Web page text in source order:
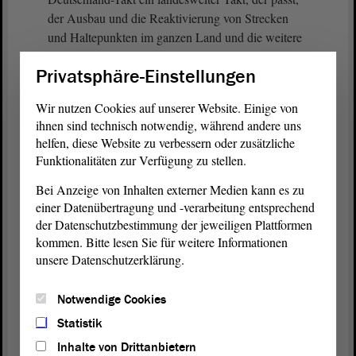
der Ausbau und die Reaktivierung von Strecken
und Haltepunkten im ganzen Land und die weitere
schrittweise Elektrifizierung des Bahnbetriebes.
Projekte wie die Salzlandbahn inklusive Kurve
hierbei nicht um Symbolik geht, sondern um den
Ausbau und die Modernisierung eines tragfähigen
Netzes. Das gilt auch für den Fernverkehr.
Ich will einige Highlights aus der Initiative nennen:
Verdichtung der Fernverkehrsverbindung
Magdeburg-Stendal, Hamburg-Rostock oder
Magdeburg Berlin. Zusätzlich eine neue ICE
Nord-Süd-Achse Hamburg Rostock. Ich hätte
zumindest die Einbindung von Dessau-Roßlau in
das IC-Netz, die Verlängerung der
Fernverkehrslinie Magdeburg Berlin bis in den
Privatsphäre-Einstellungen
Wir nutzen Cookies auf unserer Website. Einige von
ihnen sind technisch notwendig, während andere uns
helfen, diese Website zu verbessern oder zusätzliche
Funktionalitäten zur Verfügung zu stellen.
Bei Anzeige von Inhalten externer Medien kann es zu
einer Datenübertragung und -verarbeitung entsprechend
der Datenschutzbestimmung der jeweiligen Plattformen
kommen. Bitte lesen Sie für weitere Informationen
unsere Datenschutzerklärung.
Notwendige Cookies
Statistik
Inhalte von Drittanbietern